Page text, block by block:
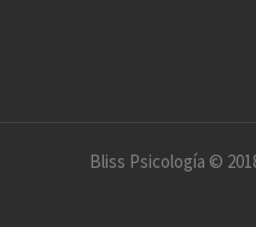
Bliss Psicología ©